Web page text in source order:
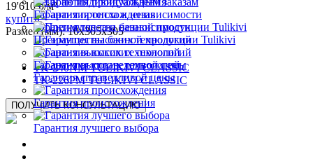
Гарантия тепла и независимости
Гарантия высоких технологий
Гарантия справедливой цены
Гарантия происхождения
Гарантия лучшего выбора
Гарантия происхождения
Преимущества банной продукции Tulikivi
Гарантия высоких технологий
19'610р/м²
купить
Размер (мм): 10х305х305
TK-240NM TULIKIVI CLASSIC
TK-226PM TULIKIVI CLASSIC
ПОЛУЧИТЬКОНСУЛЬТАЦИЮ